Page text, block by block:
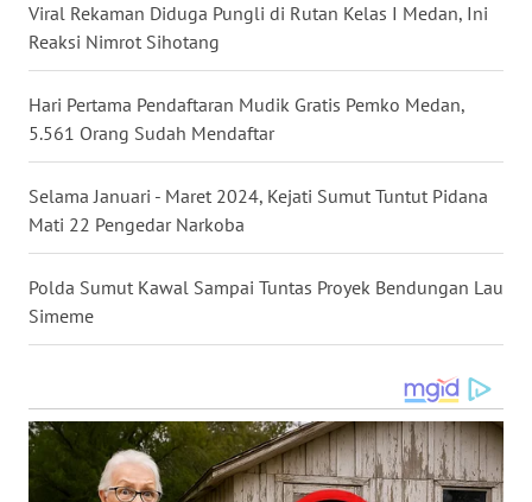
Viral Rekaman Diduga Pungli di Rutan Kelas I Medan, Ini
Reaksi Nimrot Sihotang
Hari Pertama Pendaftaran Mudik Gratis Pemko Medan,
5.561 Orang Sudah Mendaftar
Selama Januari - Maret 2024, Kejati Sumut Tuntut Pidana
Mati 22 Pengedar Narkoba
Polda Sumut Kawal Sampai Tuntas Proyek Bendungan Lau
Simeme
WN
KARO
WN
SIMALUNGUN
WN
LABUHANBATU
WN
TAPANULI
SERDANG
WN